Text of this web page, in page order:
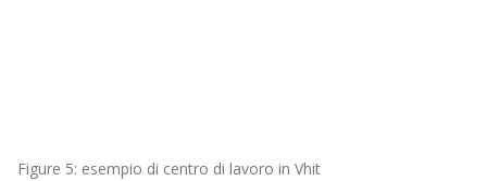
Figure 5: esempio di centro di lavoro in Vhit